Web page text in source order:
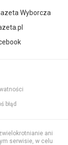
Wyborcza
błąd
ani
serwisie, w celu